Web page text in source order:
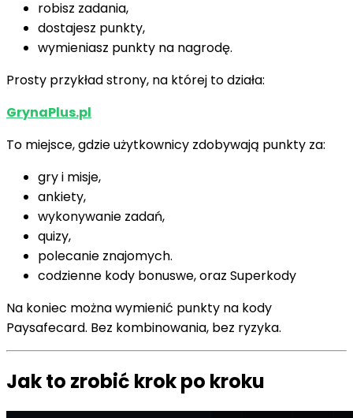
robisz zadania,
dostajesz punkty,
wymieniasz punkty na nagrodę.
Prosty przykład strony, na której to działa:
GrynaPlus.pl
To miejsce, gdzie użytkownicy zdobywają punkty za:
gry i misje,
ankiety,
wykonywanie zadań,
quizy,
polecanie znajomych.
codzienne kody bonuswe, oraz Superkody
Na koniec można wymienić punkty na kody
Paysafecard. Bez kombinowania, bez ryzyka.
Jak to zrobić krok po kroku